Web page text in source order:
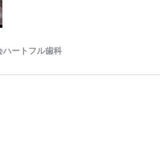
ハートフル歯科